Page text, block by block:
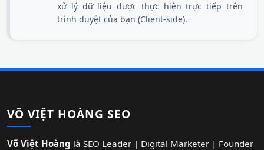
xử lý dữ liệu được thực hiện trực tiếp trên
trình duyệt của bạn (Client-side).
VÕ VIỆT HOÀNG SEO
Võ Việt Hoàng là SEO Leader | Digital Marketer | Founder